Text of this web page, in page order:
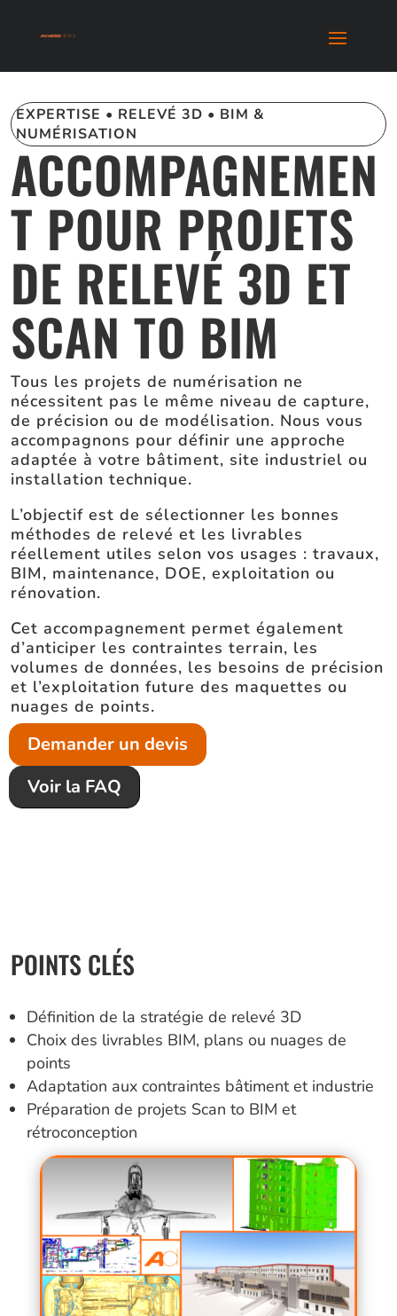
EXPERTISE • RELEVÉ 3D • BIM &
NUMÉRISATION
ACCOMPAGNEMEN
T POUR PROJETS
DE RELEVÉ 3D ET
SCAN TO BIM
Tous les projets de numérisation ne
nécessitent pas le même niveau de capture,
de précision ou de modélisation. Nous vous
accompagnons pour définir une approche
adaptée à votre bâtiment, site industriel ou
installation technique.
L’objectif est de sélectionner les bonnes
méthodes de relevé et les livrables
réellement utiles selon vos usages : travaux,
BIM, maintenance, DOE, exploitation ou
rénovation.
Cet accompagnement permet également
d’anticiper les contraintes terrain, les
volumes de données, les besoins de précision
et l’exploitation future des maquettes ou
nuages de points.
Demander un devis
Voir la FAQ
POINTS CLÉS
Définition de la stratégie de relevé 3D
Choix des livrables BIM, plans ou nuages de
points
Adaptation aux contraintes bâtiment et industrie
Préparation de projets Scan to BIM et
rétroconception